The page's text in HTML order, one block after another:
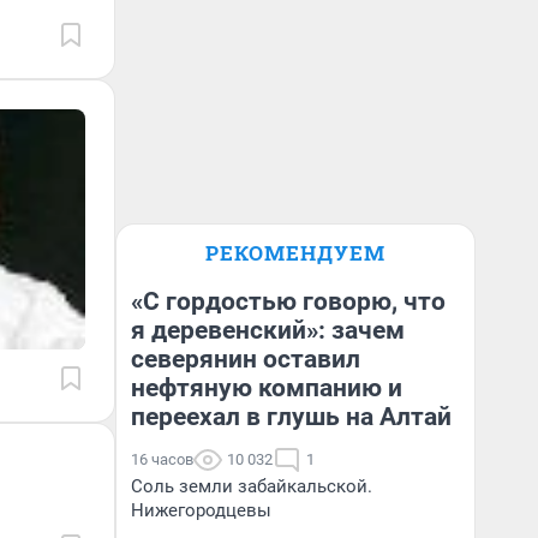
РЕКОМЕНДУЕМ
«С гордостью говорю, что
я деревенский»: зачем
северянин оставил
нефтяную компанию и
переехал в глушь на Алтай
16 часов 10 032 1
Соль земли забайкальской.
Нижегородцевы